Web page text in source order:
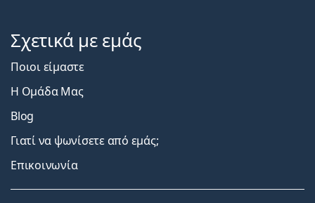
Σχετικά με εμάς
Ποιοι είμαστε
Η Ομάδα Μας
Blog
Γιατί να ψωνίσετε από εμάς;
Επικοινωνία